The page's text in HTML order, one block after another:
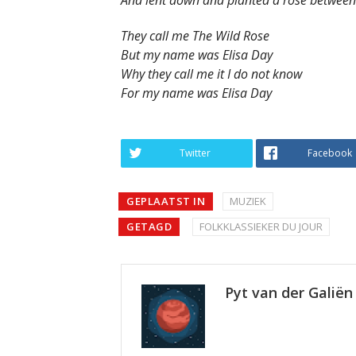
They call me The Wild Rose
But my name was Elisa Day
Why they call me it I do not know
For my name was Elisa Day
Twitter Facebook
GEPLAATST IN
MUZIEK
GETAGD
FOLKKLASSIEKER DU JOUR
Pyt van der Galiën